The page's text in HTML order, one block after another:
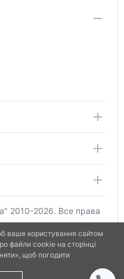
2010-2026. Все права
ваше користування сайтом
файли cookie на сторінці
щоб погодити